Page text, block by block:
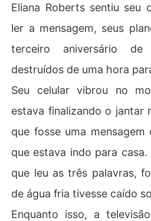
Eliana Roberts sentiu seu
ler a mensagem, seus
terceiro aniversário de
destruídos de uma hora
Seu celular vibrou no
estava finalizando o jantar
que fosse uma mensagem
que estava indo para
que leu as três palavras,
de água fria tivesse caído
Enquanto isso, a